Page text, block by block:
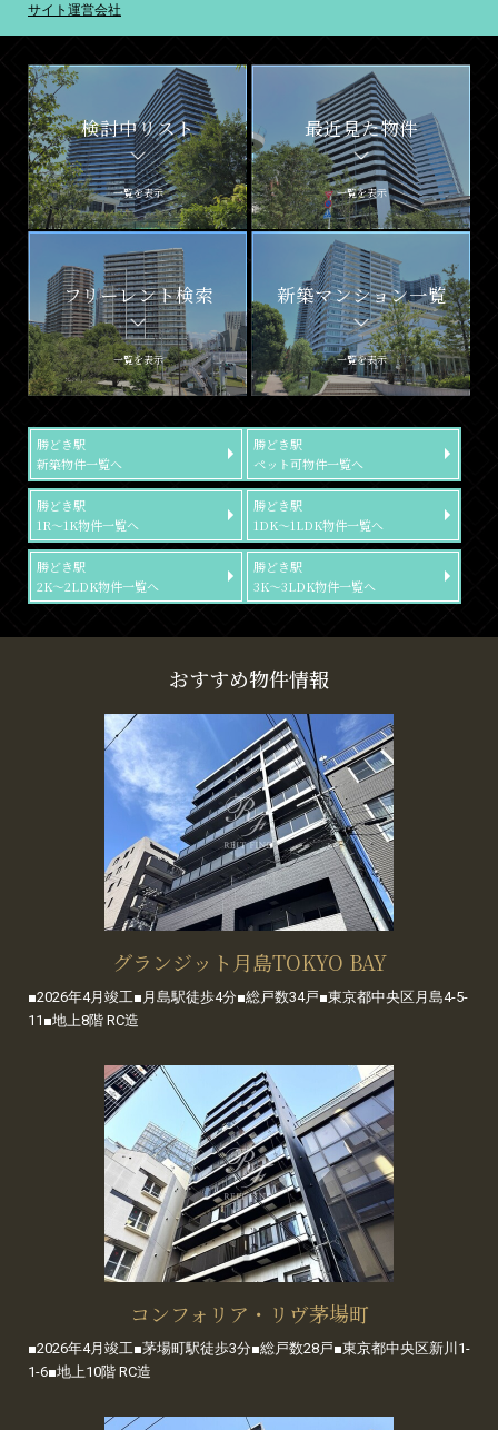
サイト運営会社
検討中リスト
一覧を表示
最近見た物件
一覧を表示
フリーレント検索
一覧を表示
新築マンション一覧
一覧を表示
勝どき駅
新築物件一覧へ
勝どき駅
ペット可物件一覧へ
勝どき駅
1R～1K物件一覧へ
勝どき駅
1DK～1LDK物件一覧へ
勝どき駅
2K～2LDK物件一覧へ
勝どき駅
3K～3LDK物件一覧へ
おすすめ物件情報
グランジット月島TOKYO BAY
■2026年4月竣工■月島駅徒歩4分■総戸数34戸■東京都中央区月島4-5-
11■地上8階 RC造
コンフォリア・リヴ茅場町
■2026年4月竣工■茅場町駅徒歩3分■総戸数28戸■東京都中央区新川1-
1-6■地上10階 RC造